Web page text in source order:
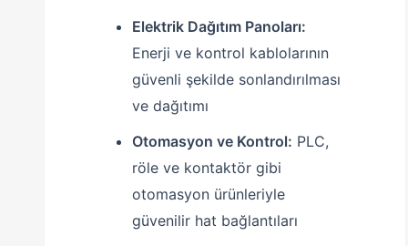
Elektrik Dağıtım Panoları:
Enerji ve kontrol kablolarının
güvenli şekilde sonlandırılması
ve dağıtımı
Otomasyon ve Kontrol: PLC,
röle ve kontaktör gibi
otomasyon ürünleriyle
güvenilir hat bağlantıları